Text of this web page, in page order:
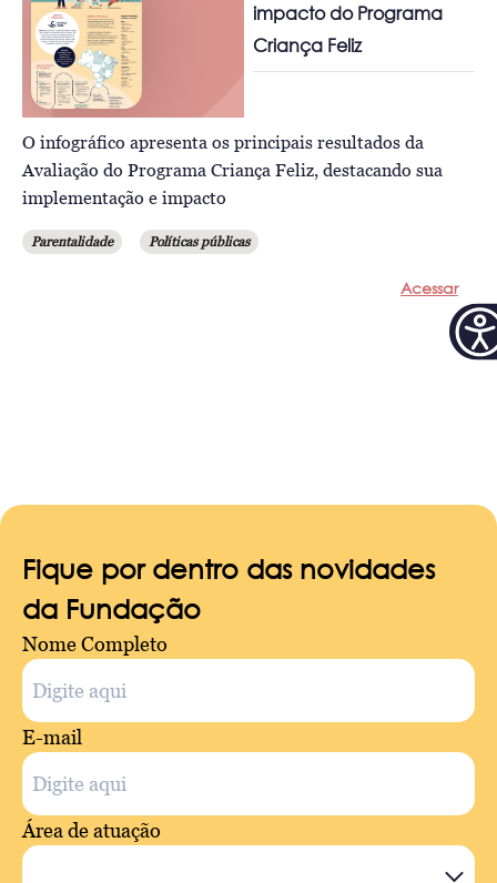
impacto do Programa
Criança Feliz
O infográfico apresenta os principais resultados da
Avaliação do Programa Criança Feliz, destacando sua
implementação e impacto
Parentalidade Políticas públicas
Acessar
Fique por dentro das novidades
da Fundação
Nome Completo
E-mail
Área de atuação